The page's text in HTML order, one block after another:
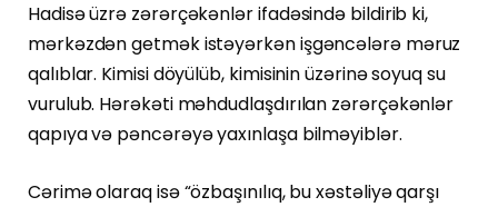
Hadisə üzrə zərərçəkənlər ifadəsində bildirib ki,
mərkəzdən getmək istəyərkən işgəncələrə məruz
qalıblar. Kimisi döyülüb, kimisinin üzərinə soyuq su
vurulub. Hərəkəti məhdudlaşdırılan zərərçəkənlər
qapıya və pəncərəyə yaxınlaşa bilməyiblər.
Cərimə olaraq isə “özbaşınılıq, bu xəstəliyə qarşı